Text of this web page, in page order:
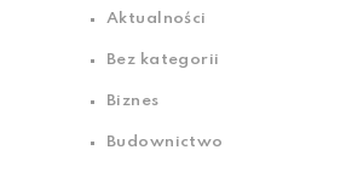
Aktualności
Bez kategorii
Biznes
Budownictwo